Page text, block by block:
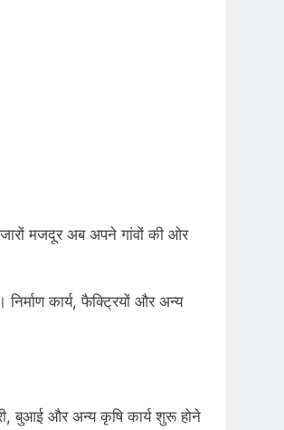
मजदूर अब अपने गांवों की ओर
कार्य, फैक्ट्रियों और अन्य
बुआई और अन्य कृषि कार्य शुरू होने